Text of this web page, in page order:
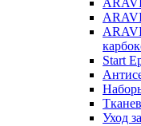
Start
Уход